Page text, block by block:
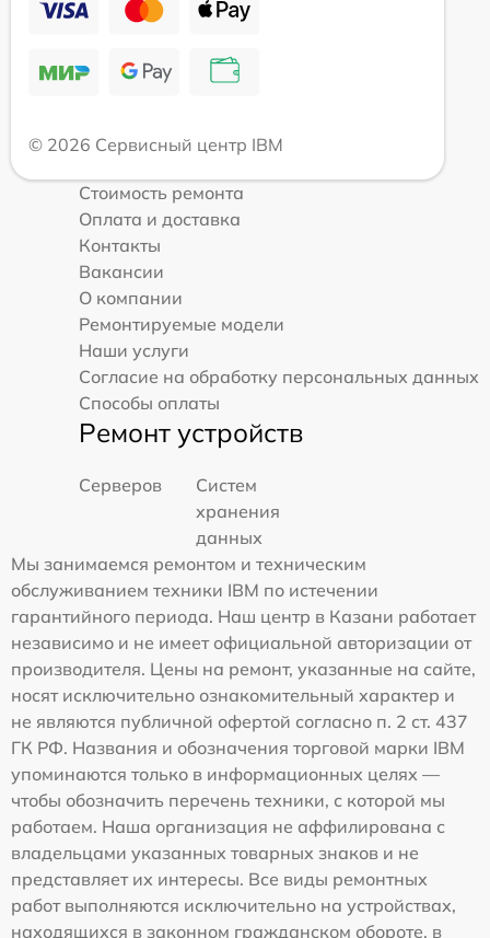
© 2026 Сервисный центр IBM
Стоимость ремонта
Оплата и доставка
Контакты
Вакансии
О компании
Ремонтируемые модели
Наши услуги
Согласие на обработку персональных данных
Способы оплаты
Ремонт устройств
Серверов
Систем
хранения
данных
Мы занимаемся ремонтом и техническим
обслуживанием техники IBM по истечении
гарантийного периода. Наш центр в Казани работает
независимо и не имеет официальной авторизации от
производителя. Цены на ремонт, указанные на сайте,
носят исключительно ознакомительный характер и
не являются публичной офертой согласно п. 2 ст. 437
ГК РФ. Названия и обозначения торговой марки IBM
упоминаются только в информационных целях —
чтобы обозначить перечень техники, с которой мы
работаем. Наша организация не аффилирована с
владельцами указанных товарных знаков и не
представляет их интересы. Все виды ремонтных
работ выполняются исключительно на устройствах,
находящихся в законном гражданском обороте, в